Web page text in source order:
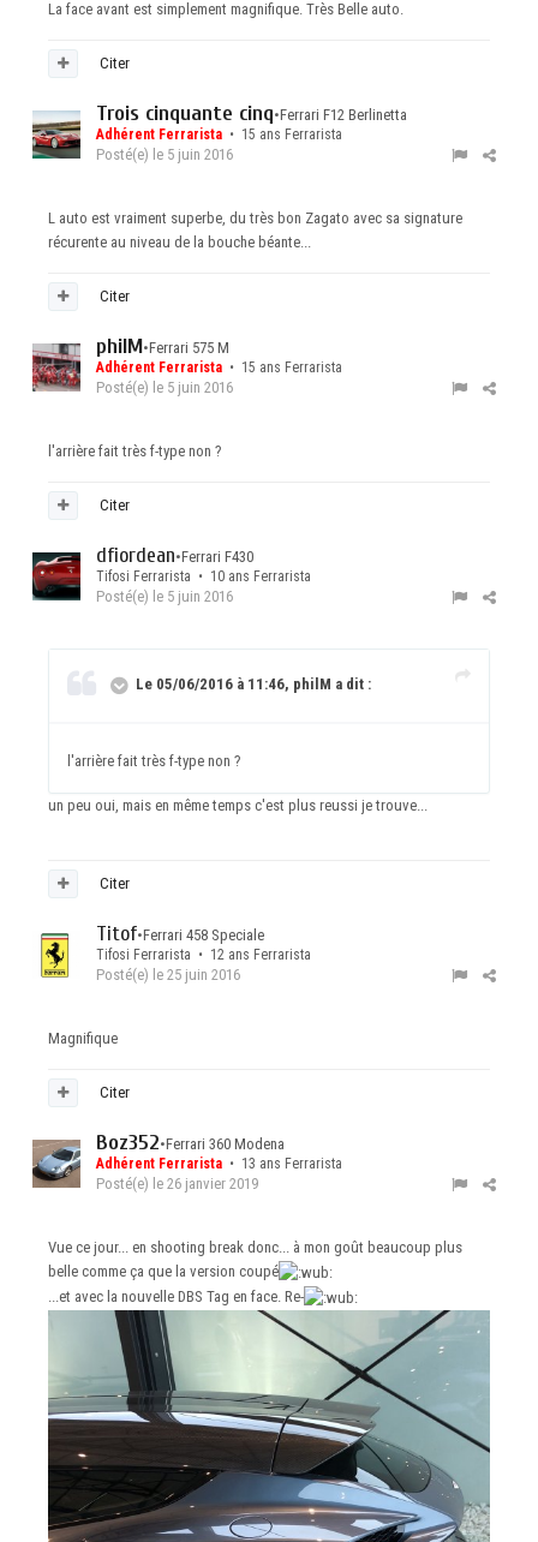
La face avant est simplement magnifique. Très Belle auto.
Citer
Trois cinquante cinq•Ferrari F12 Berlinetta
Adhérent Ferrarista • 15 ans Ferrarista
Posté(e) le 5 juin 2016
L auto est vraiment superbe, du très bon Zagato avec sa signature
récurente au niveau de la bouche béante...
Citer
philM•Ferrari 575 M
Adhérent Ferrarista • 15 ans Ferrarista
Posté(e) le 5 juin 2016
l'arrière fait très f-type non ?
Citer
dfiordean•Ferrari F430
Tifosi Ferrarista • 10 ans Ferrarista
Posté(e) le 5 juin 2016
Le 05/06/2016 à 11:46, philM a dit :
l'arrière fait très f-type non ?
un peu oui, mais en même temps c'est plus reussi je trouve...
Citer
Titof•Ferrari 458 Speciale
Tifosi Ferrarista • 12 ans Ferrarista
Posté(e) le 25 juin 2016
Magnifique
Citer
Boz352•Ferrari 360 Modena
Adhérent Ferrarista • 13 ans Ferrarista
Posté(e) le 26 janvier 2019
Vue ce jour... en shooting break donc... à mon goût beaucoup plus
belle comme ça que la version coupé
...et avec la nouvelle DBS Tag en face. Re-